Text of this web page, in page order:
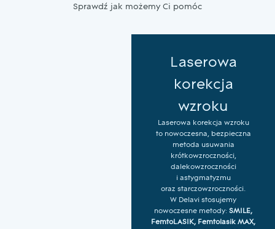
Sprawdź jak możemy Ci pomóc
Laserowa
korekcja
wzroku
Laserowa korekcja wzroku
to nowoczesna, bezpieczna
metoda usuwania
krótkowzroczności,
dalekowzroczności
i astygmatyzmu
oraz starczowzroczności.
W Delavi stosujemy
nowoczesne metody:SMILE,
FemtoLASIK, Femtolasik MAX,